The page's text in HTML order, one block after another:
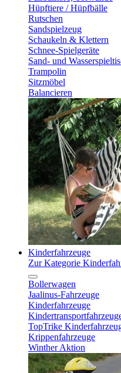
Hüpftiere / Hüpfbälle
Rutschen
Sandspielzeug
Schaukeln & Klettern
Schnee-Spielgeräte
Sand- und
Trampolin
Sitzmöbel
Balancieren
Kinderfahrzeuge
Zur Kategorie
Bollerwagen
Jaalinus-Fahrzeuge
Kinderfahrzeuge
TopTrike
Krippenfahrzeuge
Winther Aktion